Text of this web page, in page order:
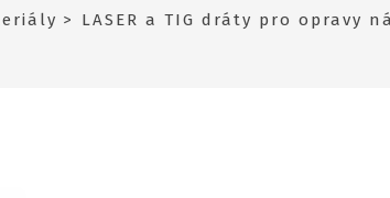
LASER a TIG dráty pro opravy